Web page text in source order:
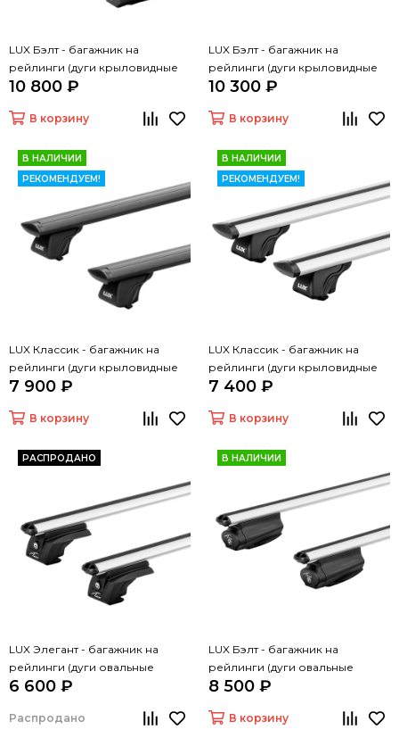
LUX Бэлт - багажник на
рейлинги (дуги крыловидные
черные, 1,2м)
10 800 ₽
В корзину
LUX Бэлт - багажник на
рейлинги (дуги крыловидные
серые, 1,2м)
10 300 ₽
В корзину
В НАЛИЧИИ
РЕКОМЕНДУЕМ!
LUX Классик - багажник на
рейлинги (дуги крыловидные
черные, 1,2м)
7 900 ₽
В корзину
В НАЛИЧИИ
РЕКОМЕНДУЕМ!
LUX Классик - багажник на
рейлинги (дуги крыловидные
серые, 1,2м)
7 400 ₽
В корзину
РАСПРОДАНО
LUX Элегант - багажник на
рейлинги (дуги овальные
серые, 1,2м)
6 600 ₽
Распродано
В НАЛИЧИИ
LUX Бэлт - багажник на
рейлинги (дуги овальные
серые, 1,2м)
8 500 ₽
В корзину